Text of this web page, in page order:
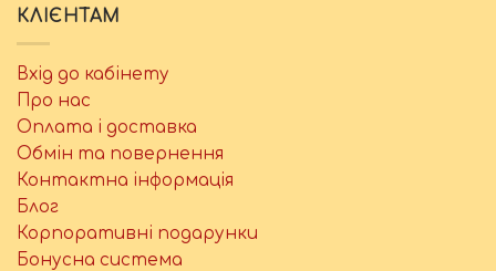
КЛІЄНТАМ
Вхід до кабінету
Про нас
Оплата і доставка
Обмін та повернення
Контактна інформація
Блог
Корпоративні подарунки
Бонусна система